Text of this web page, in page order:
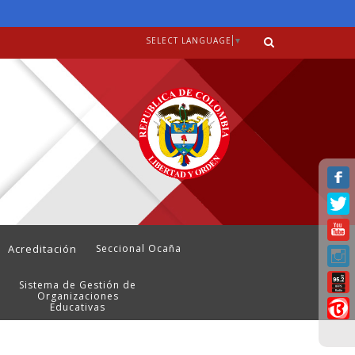
SELECT LANGUAGE ▼
Acreditación Seccional Ocaña
Sistema de Gestión de
Organizaciones
Educativas